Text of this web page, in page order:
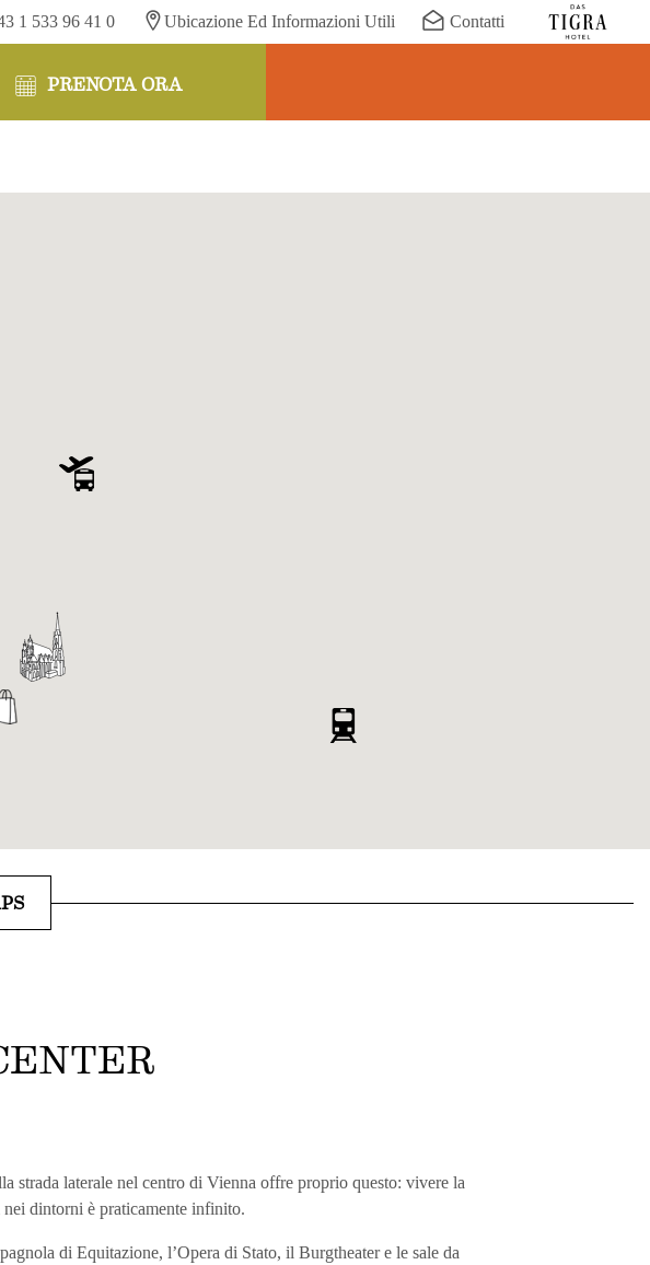
1 533 96 41 0 Ubicazione Ed Informazioni Utili Contatti
PRENOTA ORA
strada laterale nel centro di Vienna offre proprio questo: vivere la
dintorni è praticamente infinito.
di Equitazione, l’Opera di Stato, il Burgtheater e le sale da